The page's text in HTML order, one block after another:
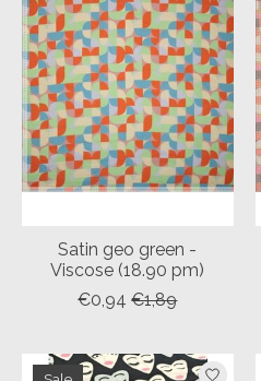
Satin geo green -
Viscose (18.90 pm)
€0,94 €1,89